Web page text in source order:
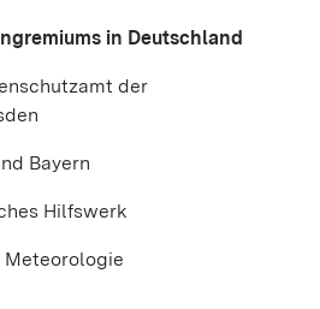
in Deutschland
der
Bayern
Hilfswerk